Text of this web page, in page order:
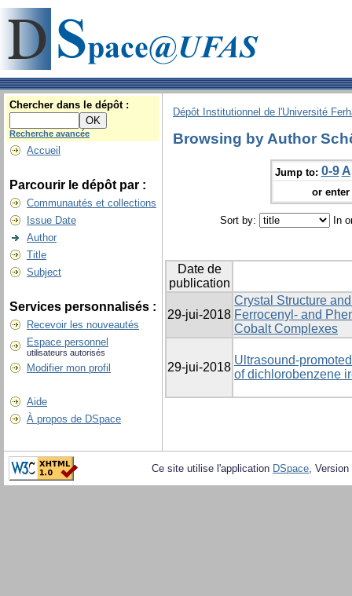
Chercher dans le dépôt :
Recherche avancée
Accueil
Parcourir le dépôt par :
Communautés et collections
Issue Date
Author
Title
Subject
Services personnalisés :
Recevoir les nouveautés
Espace personnel
utilisateurs autorisés
Modifier mon profil
Aide
À propos de DSpace
Dépôt Institutionnel de l'Université
Browsing by Author
Jump to: 0-9 A
or
Sort by: In
Date de
publication
29-jui-2018
Crystal Structure
Ferrocenyl- and
Cobalt Complexes
29-jui-2018
Ultrasound-
of dichlorobenzene
Ce site utilise l'application DSpace,